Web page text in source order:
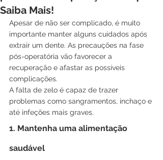
Saiba Mais!
Apesar de não ser complicado, é muito
importante manter alguns cuidados após
extrair um dente. As precauções na fase
pós-operatória vão favorecer a
recuperação e afastar as possíveis
complicações.
A falta de zelo é capaz de trazer
problemas como sangramentos, inchaço e
até infeções mais graves.
1. Mantenha uma alimentação
saudável